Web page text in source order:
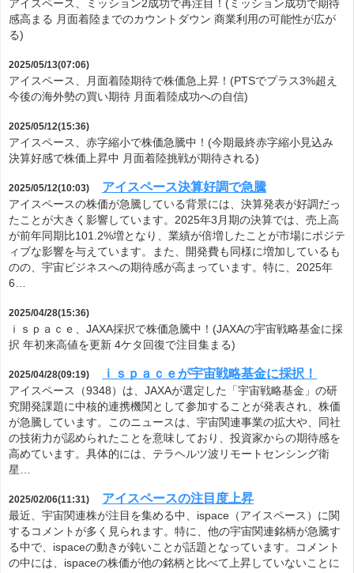
アイスペース、ミッション2成功で再注目！(ミッション成功で期待
感高まる 月面着陸までのカウントダウン 商業利用の可能性が広が
る)
2025/05/13(07:06)
アイスペース、月面着陸期待で株価急上昇！(PTSでプラス3%超え
今後の海外勢の買い期待 月面着陸成功への自信)
2025/05/12(15:36)
アイスペース、赤字縮小で株価急騰中！(今期最終赤字縮小見込み
決算好感で株価上昇中 月面着陸挑戦が期待される)
2025/05/12(10:03) アイスペース決算好調で急騰
アイスペースの株価が急騰している背景には、決算発表が好調だっ
たことが大きく影響しています。2025年3月期の決算では、売上高
が前年同期比101.2%増となり、業績が倍増したことが市場にポジテ
ィブな影響を与えています。また、開発費も同様に増加しているも
のの、宇宙ビジネスへの期待感が高まっています。特に、2025年
6…
2025/04/28(15:36)
ｉｓｐａｃｅ、JAXA採択で株価急騰中！(JAXAの宇宙戦略基金に採
択 年初来高値を更新 4ケタ回復で注目集まる)
2025/04/28(09:19) ｉｓｐａｃｅが宇宙戦略基金に採択！
アイスペース（9348）は、JAXAが選定した「宇宙戦略基金」の研
究開発課題に中核的連携機関として参加することが発表され、株価
が急騰しています。このニュースは、宇宙関連事業の拡大や、同社
の技術力が認められたことを意味しており、投資家からの期待感を
高めています。具体的には、テラヘルツ波リモートセンシング衛
星…
2025/02/06(11:31) アイスペースの注目度上昇
最近、宇宙関連株が注目を集める中、ispace（アイスペース）に関
するコメントが多く見られます。特に、他の宇宙関連銘柄が急騰す
る中で、ispaceの動きが鈍いことが話題となっています。コメント
の中には、ispaceの株価が他の銘柄と比べて上昇していないことに